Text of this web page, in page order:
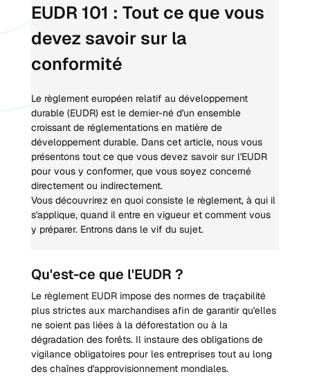
EUDR 101 : Tout ce que vous
devez savoir sur la
conformité
Le règlement européen relatif au développement
durable (EUDR) est le dernier-né d'un ensemble
croissant de réglementations en matière de
développement durable. Dans cet article, nous vous
présentons tout ce que vous devez savoir sur l'EUDR
pour vous y conformer, que vous soyez concerné
directement ou indirectement.
Vous découvrirez en quoi consiste le règlement, à qui il
s'applique, quand il entre en vigueur et comment vous
y préparer. Entrons dans le vif du sujet.
Qu'est-ce que l'EUDR ?
Le règlement EUDR impose des normes de traçabilité
plus strictes aux marchandises afin de garantir qu'elles
ne soient pas liées à la déforestation ou à la
dégradation des forêts. Il instaure des obligations de
vigilance obligatoires pour les entreprises tout au long
des chaînes d'approvisionnement mondiales.